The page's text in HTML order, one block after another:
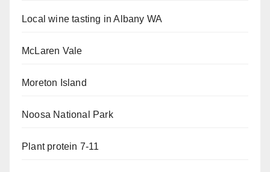
Local wine tasting in Albany WA
McLaren Vale
Moreton Island
Noosa National Park
Plant protein 7-11